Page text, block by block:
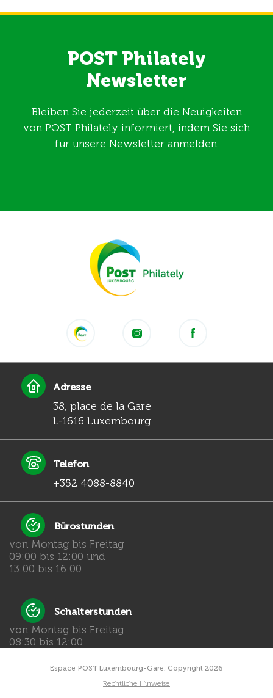
POST Philately
Newsletter
Bleiben Sie jederzeit über die Neuigkeiten
von POST Philately informiert, indem Sie sich
für unsere Newsletter anmelden.
Adresse
38, place de la Gare
L-1616 Luxembourg
Telefon
+352 4088-8840
Bürostunden
von Montag bis Freitag
09:00 bis 12:00 und
13:00 bis 16:00
Schalterstunden
von Montag bis Freitag
08:30 bis 12:00